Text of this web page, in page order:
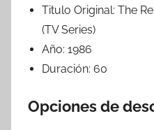
Titulo Original: The
(TV Series)
Año: 1986
Duración: 60
Opciones de